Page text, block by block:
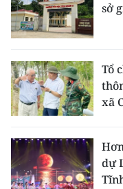
sở
Tổ
xã
dự